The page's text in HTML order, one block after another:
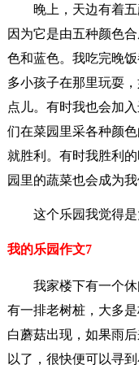
晚上，天边有着
因为它是由五种颜色
色和蓝色。我吃完晚
多小孩子在那里玩耍
点儿。有时我也会加
们在菜园里采各种颜
就胜利。有时我胜利
园里的蔬菜也会成为我
这个乐园我觉得
我的乐园作文7
我家楼下有一个
有一排老树桩，大多
白蘑菇出现，如果雨
以了，很快便可以寻